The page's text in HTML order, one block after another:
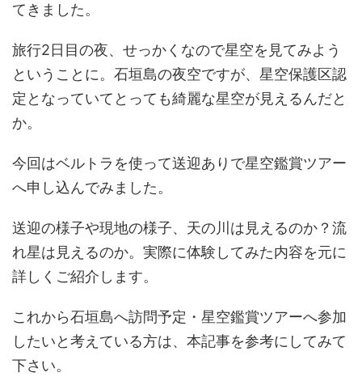
てきました。
旅行2日目の夜、せっかくなので星空を見てみよう
ということに。石垣島の夜空ですが、星空保護区認
定となっていてとっても綺麗な星空が見えるんだと
か。
今回はベルトラを使って送迎ありで星空鑑賞ツアー
へ申し込んでみました。
送迎の様子や現地の様子、天の川は見えるのか？流
れ星は見えるのか。実際に体験してみた内容を元に
詳しくご紹介します。
これから石垣島へ訪問予定・星空鑑賞ツアーへ参加
したいと考えている方は、本記事を参考にしてみて
下さい。